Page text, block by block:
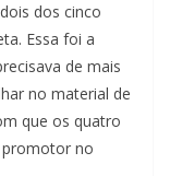
dos cinco
Essa foi a
de mais
no material de
que os quatro
no